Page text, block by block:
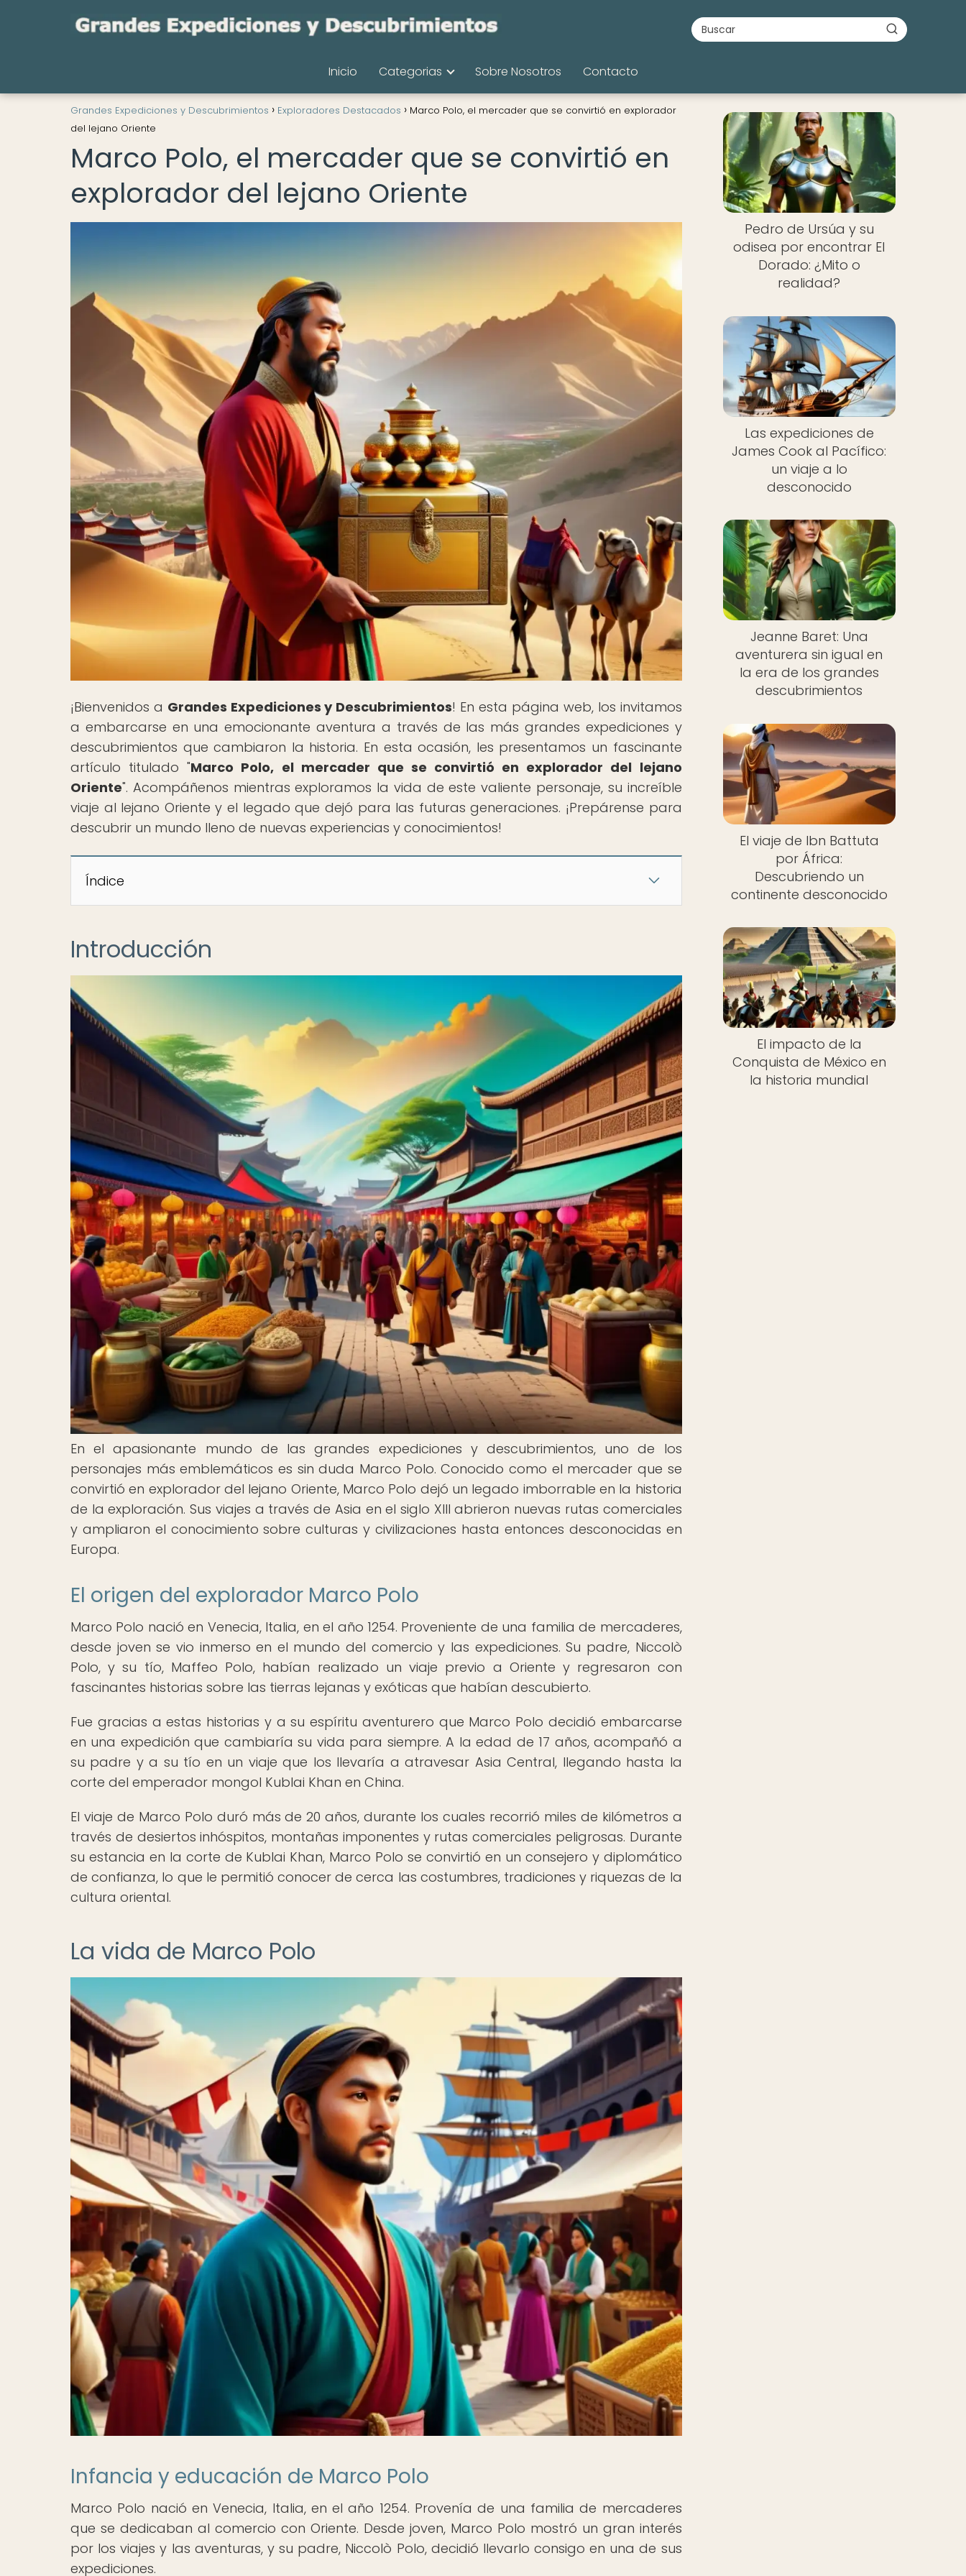
Inicio Categorias Sobre Nosotros Contacto
Grandes Expediciones y Descubrimientos Exploradores Destacados
Marco Polo, el mercader que se convirtió en explorador
del lejano Oriente
Marco Polo, el mercader que se convirtió en
explorador del lejano Oriente
¡Bienvenidos a Grandes Expediciones y Descubrimientos! En esta página web, los invitamos
a embarcarse en una emocionante aventura a través de las más grandes expediciones y
descubrimientos que cambiaron la historia. En esta ocasión, les presentamos un fascinante
artículo titulado "Marco Polo, el mercader que se convirtió en explorador del lejano
Oriente". Acompáñenos mientras exploramos la vida de este valiente personaje, su increíble
viaje al lejano Oriente y el legado que dejó para las futuras generaciones. ¡Prepárense para
descubrir un mundo lleno de nuevas experiencias y conocimientos!
Índice
Introducción
En el apasionante mundo de las grandes expediciones y descubrimientos, uno de los
personajes más emblemáticos es sin duda Marco Polo. Conocido como el mercader que se
convirtió en explorador del lejano Oriente, Marco Polo dejó un legado imborrable en la historia
de la exploración. Sus viajes a través de Asia en el siglo XIII abrieron nuevas rutas comerciales
y ampliaron el conocimiento sobre culturas y civilizaciones hasta entonces desconocidas en
Europa.
El origen del explorador Marco Polo
Marco Polo nació en Venecia, Italia, en el año 1254. Proveniente de una familia de mercaderes,
desde joven se vio inmerso en el mundo del comercio y las expediciones. Su padre, Niccolò
Polo, y su tío, Maffeo Polo, habían realizado un viaje previo a Oriente y regresaron con
fascinantes historias sobre las tierras lejanas y exóticas que habían descubierto.
Fue gracias a estas historias y a su espíritu aventurero que Marco Polo decidió embarcarse
en una expedición que cambiaría su vida para siempre. A la edad de 17 años, acompañó a
su padre y a su tío en un viaje que los llevaría a atravesar Asia Central, llegando hasta la
corte del emperador mongol Kublai Khan en China.
El viaje de Marco Polo duró más de 20 años, durante los cuales recorrió miles de kilómetros a
través de desiertos inhóspitos, montañas imponentes y rutas comerciales peligrosas. Durante
su estancia en la corte de Kublai Khan, Marco Polo se convirtió en un consejero y diplomático
de confianza, lo que le permitió conocer de cerca las costumbres, tradiciones y riquezas de la
cultura oriental.
La vida de Marco Polo
Infancia y educación de Marco Polo
Marco Polo nació en Venecia, Italia, en el año 1254. Provenía de una familia de mercaderes
que se dedicaban al comercio con Oriente. Desde joven, Marco Polo mostró un gran interés
por los viajes y las aventuras, y su padre, Niccolò Polo, decidió llevarlo consigo en una de sus
expediciones.
Pedro de Ursúa y su
odisea por encontrar El
Dorado: ¿Mito o
realidad?
Las expediciones de
James Cook al Pacífico:
un viaje a lo
desconocido
Jeanne Baret: Una
aventurera sin igual en
la era de los grandes
descubrimientos
El viaje de Ibn Battuta
por África:
Descubriendo un
continente desconocido
El impacto de la
Conquista de México en
la historia mundial